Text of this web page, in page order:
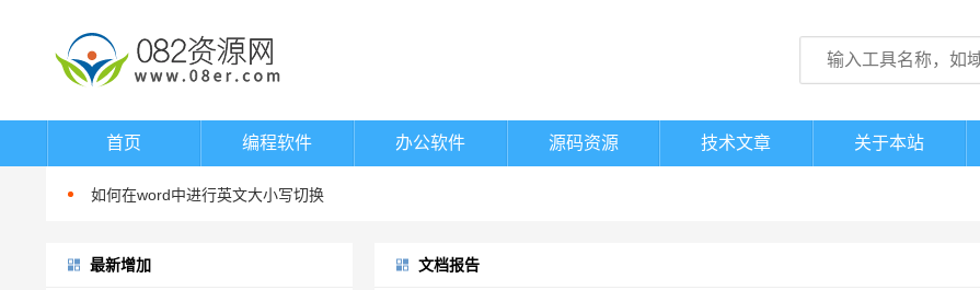
首页 编程软件 办公软件 源码资源 技术文章 关于本站
word填表时如何避免表项向后移动
如何在word中进行英文大小写切换
在word中换行与换段的区别
最新增加 文档报告